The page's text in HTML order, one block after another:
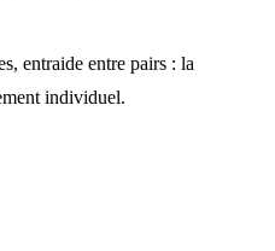
entraide entre pairs : la
individuel.